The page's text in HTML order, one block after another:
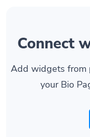
Connect
Add widgets from
your Bio